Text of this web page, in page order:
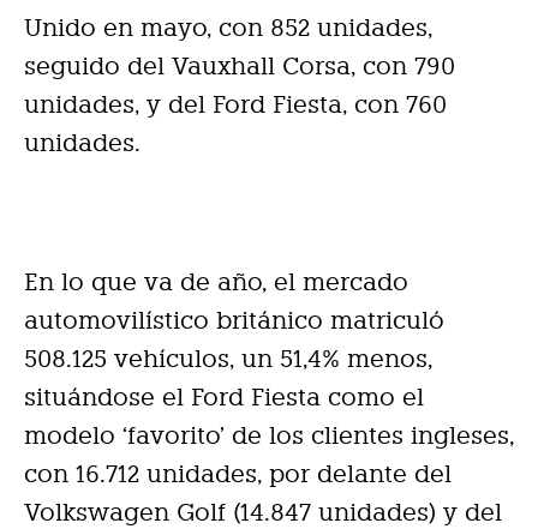
Unido en mayo, con 852 unidades,
seguido del Vauxhall Corsa, con 790
unidades, y del Ford Fiesta, con 760
unidades.
En lo que va de año, el mercado
automovilístico británico matriculó
508.125 vehículos, un 51,4% menos,
situándose el Ford Fiesta como el
modelo ‘favorito’ de los clientes ingleses,
con 16.712 unidades, por delante del
Volkswagen Golf (14.847 unidades) y del